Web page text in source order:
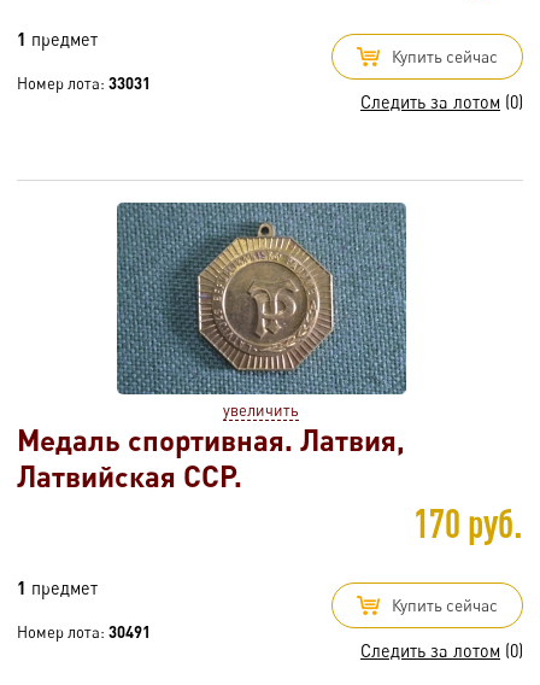
1 предмет
Номер лота: 33031
Купить сейчас
Следить за лотом (0)
увеличить
Медаль спортивная. Латвия,
Латвийская ССР.
170 руб.
1 предмет
Номер лота: 30491
Купить сейчас
Следить за лотом (0)